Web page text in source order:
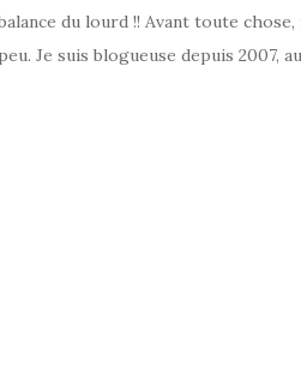
du lourd !! Avant toute
peu. Je suis blogueuse depuis 2007,